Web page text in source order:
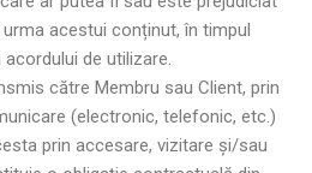
acestui conținut, în timpul
de utilizare.
către Membru sau Client, prin
(electronic, telefonic, etc.)
prin accesare, vizitare și/sau